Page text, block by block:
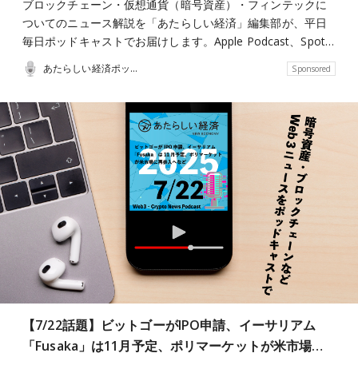
ブロックチェーン・仮想通貨（暗号資産）・フィンテックに
ついてのニュース解説を「あたらしい経済」編集部が、平日
毎日ポッドキャストでお届けします。Apple Podcast、Spot…
あたらしい経済ポッドキャスト Sponsored
【7/22話題】ビットゴーがIPO申請、イーサリアム
「Fusaka」は11月予定、ポリマーケットが米市場…